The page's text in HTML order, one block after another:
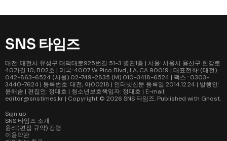
SNS 타임즈
대전: 대전시 유성구 대덕대로925번길 51-3 별관1층 | 서울: 서울시 용산구 한강로
40가길 10, B02호 | 미국: 4007 W Pico Blvd., LA, CA 90019 | 대표전화: (대전)
042-863-6524 (서울) 02-749-2835 (M) 010-3418-6524 | 팩스 : 0303-
3440-7624 | 등록번호: 대전, 아00218 | 인터넷신문 등록일 2014.12.24 | 발행인:
윤해솜 | 편집인: 정대호 | 청소년보호책임자: 정대호 | E-mail:
editor@snstimes.kr | Copyright © 2026 SNS 타임즈. Published with Ghost.
Sign up
SNS 타임즈 소개
윤리(편집 규약) 강령
이용약관